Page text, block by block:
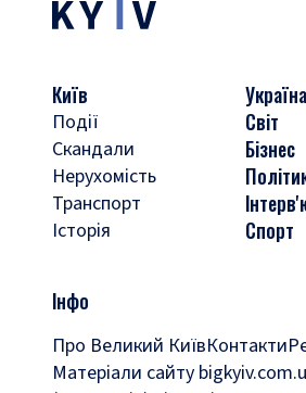
Київ
Події
Скандали
Нерухомість
Транспорт
Історія
Україна
Світ
Бізнес
Спорт
Інфо
Про Великий КиївКонтакти
Матеріали сайту